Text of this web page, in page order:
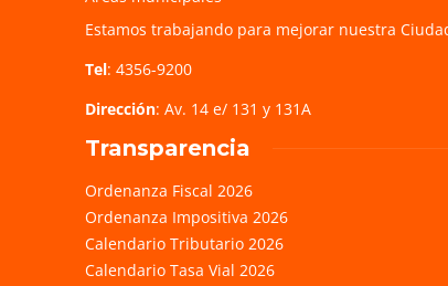
Estamos trabajando para mejorar nuestra
Tel: 4356-9200
Dirección: Av. 14 e/ 131 y 131A
Transparencia
Ordenanza Fiscal 2026
Ordenanza Impositiva 2026
Calendario Tributario 2026
Calendario Tasa Vial 2026